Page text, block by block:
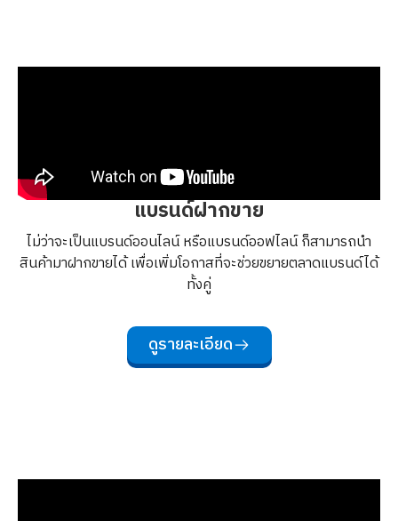
แบรนด์ฝากขาย
ไม่ว่าจะเป็นแบรนด์ออนไลน์ หรือแบรนด์ออฟไลน์ ก็สามารถนำ
สินค้ามาฝากขายได้ เพื่อเพิ่มโอกาสที่จะช่วยขยายตลาดแบรนด์ได้
ทั้งคู่
ดูรายละเอียด